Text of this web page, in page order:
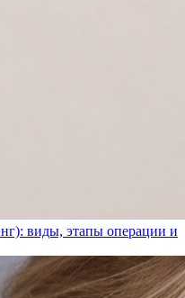
виды, этапы операции и